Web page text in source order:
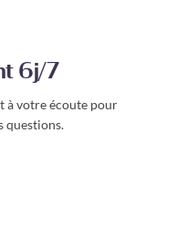
6j/7
à votre écoute pour
questions.